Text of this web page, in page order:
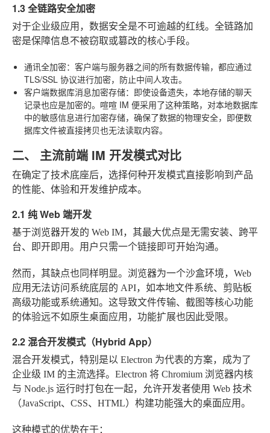
1.3 全链路安全加密
对于企业级应用，数据安全是不可逾越的红线。全链路加
密是保障信息不被窃取或篡改的核心手段。
通讯全加密：客户端与服务器之间的所有数据传输，都应通过
TLS/SSL 协议进行加密，防止中间人攻击。
客户端数据库消息加密存储：即使设备遗失，本地存储的聊天
记录也应是加密的。喧喧 IM 便采用了这种策略，对本地数据库
中的敏感信息进行加密存储，确保了数据的物理安全，即便数
据库文件被直接拷贝也无法读取内容。
二、 主流前端 IM 开发模式对比
在确定了技术底座后，选择何种开发模式直接影响到产品
的性能、体验和开发维护成本。
2.1 纯 Web 端开发
基于浏览器开发的 Web IM，其最大优点是无需安装、跨平
台、即开即用。用户只需一个链接即可开始沟通。
然而，其缺点也同样明显。浏览器为一个沙盒环境，Web
应用无法访问系统底层的 API，如本地文件系统、剪贴板
高级功能或系统通知。这导致文件传输、截图等核心功能
的体验远不如原生桌面应用，功能扩展也因此受限。
2.2 混合开发模式（Hybrid App）
混合开发模式，特别是以 Electron 为代表的方案，成为了
企业级 IM 的主流选择。Electron 将 Chromium 浏览器内核
与 Node.js 运行时打包在一起，允许开发者使用 Web 技术
（JavaScript、CSS、HTML）构建功能强大的桌面应用。
这种模式的优势在于：